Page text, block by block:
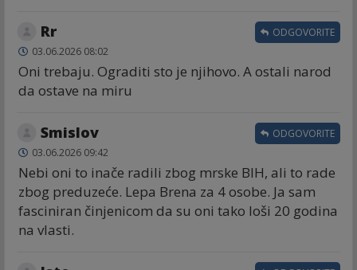
Rr
03.06.2026 08:02
Oni trebaju. Ograditi sto je njihovo. A ostali narod
da ostave na miru
ODGOVORITE
Smislov
03.06.2026 09:42
Nebi oni to inače radili zbog mrske BIH, ali to rade
zbog preduzeće. Lepa Brena za 4 osobe. Ja sam
fasciniran činjenicom da su oni tako loši 20 godina
na vlasti.
ODGOVORITE